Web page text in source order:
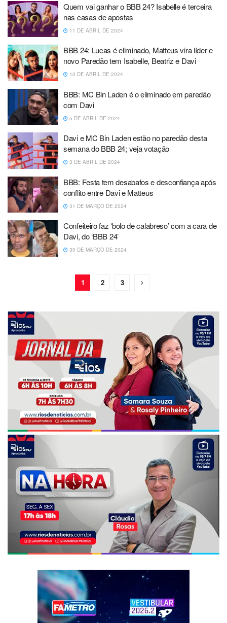
Quem vai ganhar o BBB 24? Isabelle é terceira
nas casas de apostas
11 DE ABRIL DE 2024
BBB 24: Lucas é eliminado, Matteus vira líder e
novo Paredão tem Isabelle, Beatriz e Davi
10 DE ABRIL DE 2024
BBB: MC Bin Laden é o eliminado em paredão
com Davi
5 DE ABRIL DE 2024
Davi e MC Bin Laden estão no paredão desta
semana do BBB 24; veja votação
3 DE ABRIL DE 2024
BBB: Festa tem desabafos e desconfiança após
conflito entre Davi e Matteus
31 DE MARÇO DE 2024
Confeiteiro faz ‘bolo de calabreso’ com a cara de
Davi, do ‘BBB 24’
30 DE MARÇO DE 2024
1 2 3